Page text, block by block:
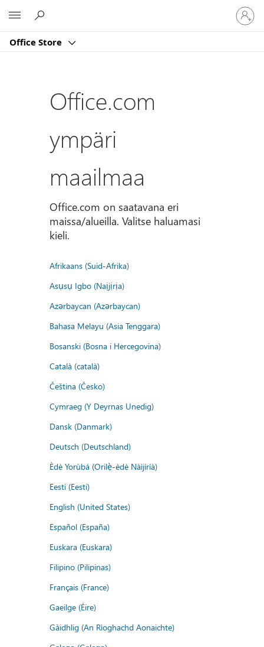
Office Store
sisään
tilille
Office.com
ympäri
maailmaa
Office.com on saatavana eri
maissa/alueilla. Valitse haluamasi
kieli.
Afrikaans (Suid-Afrika)
Asụsụ Igbo (Naịjịrịa)
Azərbaycan (Azərbaycan)
Bahasa Melayu (Asia Tenggara)
Bosanski (Bosna i Hercegovina)
Català (català)
Čeština (Česko)
Cymraeg (Y Deyrnas Unedig)
Dansk (Danmark)
Deutsch (Deutschland)
Èdè Yorùbá (Orilẹ̀-èdè Nàìjíríà)
Eesti (Eesti)
English (United States)
Español (España)
Euskara (Euskara)
Filipino (Pilipinas)
Français (France)
Gaeilge (Éire)
Gàidhlig (An Rìoghachd Aonaichte)